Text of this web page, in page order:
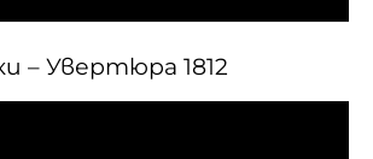
– Увертюра 1812